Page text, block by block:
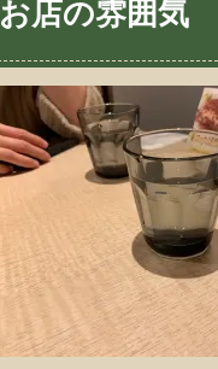
お店の雰囲気